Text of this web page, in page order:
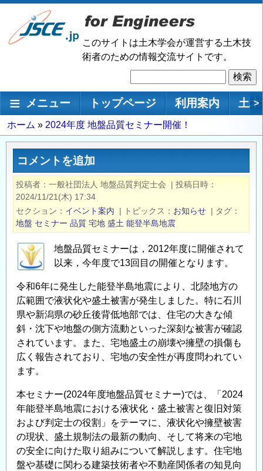
メ
ン
移
このサイトは土木学会が運営する土木技
術者のための情報交流サイトです。
索
メインナビゲーション
メニュー トップページ 利用案内 土 >
パ
ン
ず
ホーム 2024年度 地盤品質セミナー開催！
コメントを追加
投稿者 一般社団法人 地盤品質判定士会 | 投稿日時
2024/11/21(木) 17:34
セクション
イベント案内 | トピックス お知らせ | タグ
地盤 セミナー 品質 宅地 盛土 能登半島地震
地盤品質セミナーは，2012年度に開催されて
以来，今年度で13回目の開催となります。
令和6年に発生した能登半島地震により、北陸地方の
広範囲で液状化や盛土被害が発生しました。特に石川
県や新潟県の砂丘後背低地部では、住宅の大きな傾
斜・沈下や地盤の側方流動といった深刻な被害が確認
されています。また、宅地盛土の崩壊や擁壁の損傷も
広く報告されており、宅地の安全性が再度問われてい
ます。
本セミナー(2024年度地盤品質セミナー)では、「2024
年能登半島地震における液状化・盛土被害と復旧対策
および判定士の役割」をテーマに、液状化や擁壁被害
の現状、盛土規制法の最新の動向、そして将来の宅地
の安全に向けた取り組みについて解説します。住宅地
盤や基礎に関わる建築技術者や不動産関係者の知見向